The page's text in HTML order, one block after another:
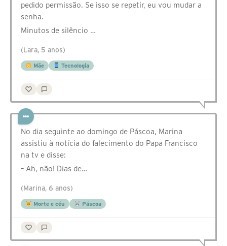
pedido permissão. Se isso se repetir, eu vou mudar a
senha.
Minutos de silêncio …
(Lara, 5 anos)
Mãe Tecnologia
No dia seguinte ao domingo de Páscoa, Marina
assistiu à notícia do falecimento do Papa Francisco
na tv e disse:
– Ah, não! Dias de…
(Marina, 6 anos)
Morte e céu Páscoa